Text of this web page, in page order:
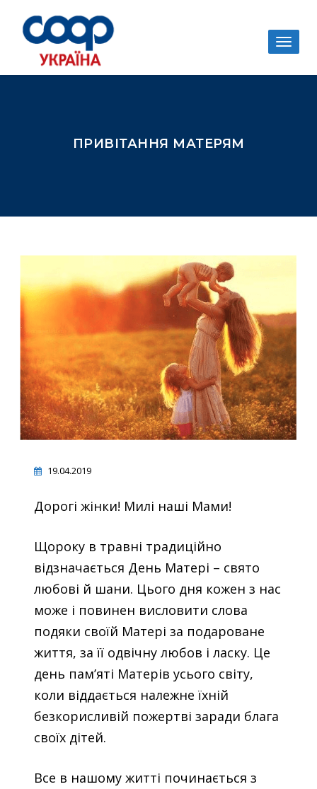
ПРИВІТАННЯ МАТЕРЯМ
19.04.2019
Дорогі жінки! Милі наші Мами!
Щороку в травні традиційно
відзначається День Матері – свято
любові й шани. Цього дня кожен з нас
може і повинен висловити слова
подяки своїй Матері за подароване
життя, за її одвічну любов і ласку. Це
день пам’яті Матерів усього світу,
коли віддається належне їхній
безкорисливій пожертві заради блага
своїх дітей.
Все в нашому житті починається з